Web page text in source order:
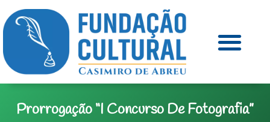
Prorrogação “I Concurso De Fotografia”